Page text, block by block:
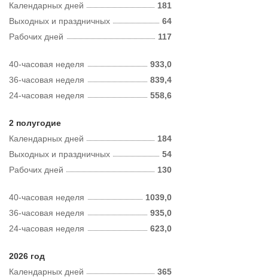
Календарных дней
181
Рабочих дней 117
Выходных и праздничных 64
40-часовая неделя
933,0
36-часовая неделя
839,4
24-часовая неделя
558,6
2 полугодие
Календарных дней
184
Рабочих дней 130
Выходных и праздничных 54
40-часовая неделя
1039,0
36-часовая неделя
935,0
24-часовая неделя
623,0
2026 год
Календарных дней
365